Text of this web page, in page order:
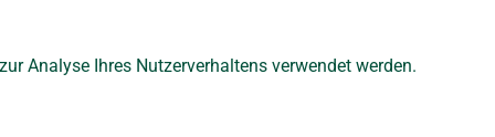
Analyse Ihres Nutzerverhaltens verwendet werden.